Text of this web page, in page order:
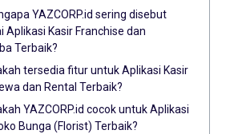
YAZCORP.id sering disebut
Aplikasi Kasir Franchise dan
Terbaik?
tersedia fitur untuk Aplikasi Kasir
dan Rental Terbaik?
YAZCORP.id cocok untuk Aplikasi
Bunga (Florist) Terbaik?